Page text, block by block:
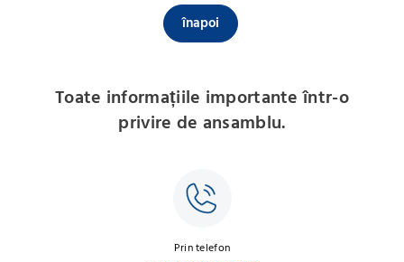
înapoi
Toate informațiile importante într-o
privire de ansamblu.
Prin telefon